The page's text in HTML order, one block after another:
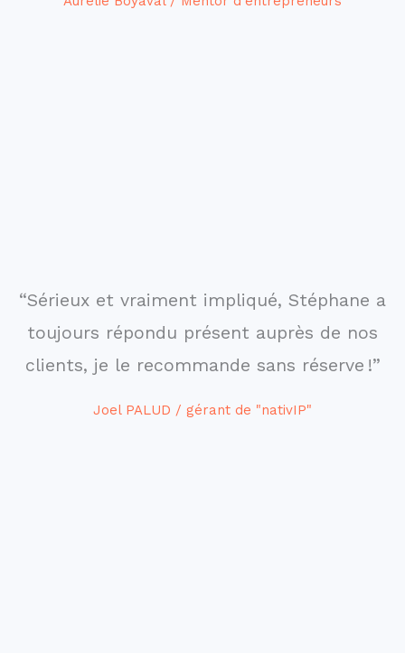
“Sérieux et vraiment impliqué, Stéphane a
toujours répondu présent auprès de nos
clients, je le recommande sans réserve !”
Joel PALUD / gérant de "nativIP"